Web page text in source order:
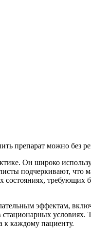
препарат можно без
Он широко
подчеркивают, что
состояниях, требующих
эффектам,
условиях.
к каждому пациенту.